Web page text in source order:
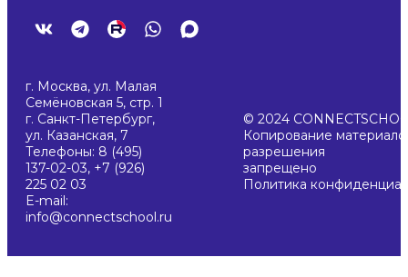
г. Москва, ул. Малая
Семёновская 5, стр. 1
г. Санкт-Петербург,
ул. Казанская, 7
Телефоны: 8 (495)
137-02-03, +7 (926)
225 02 03
E-mail:
info@connectschool.ru
© 2024
Копирование
разрешения
запрещено
Политика